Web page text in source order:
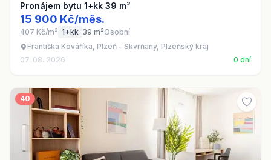
Pronájem bytu 1+kk 39 m²
15 900 Kč/měs.
407 Kč/m² 1+kk 39 m²Osobní
Františka Kováříka, Plzeň - Skvrňany, Plzeňský kraj
07. 08. 2026
0 dní
40